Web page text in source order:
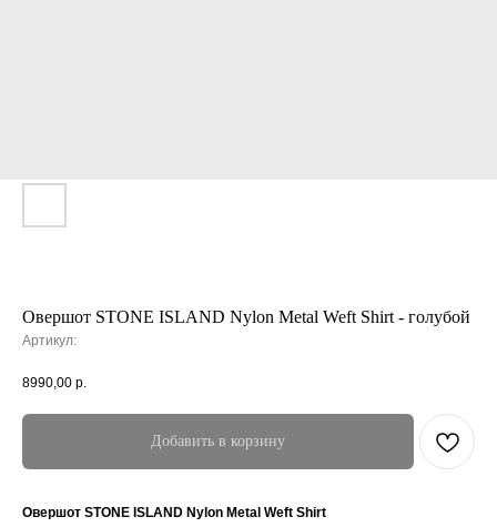
Овершот STONE ISLAND Nylon Metal Weft Shirt - голубой
Артикул:
8990,00 р.
Добавить в корзину
Овершот STONE ISLAND Nylon Metal Weft Shirt